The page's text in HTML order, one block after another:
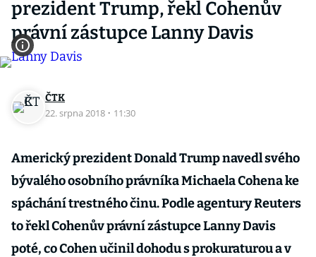
prezident Trump, řekl Cohenův
právní zástupce Lanny Davis
ČTK
22. srpna 2018 · 11:30
Americký prezident Donald Trump navedl svého
bývalého osobního právníka Michaela Cohena ke
spáchání trestného činu. Podle agentury Reuters
to řekl Cohenův právní zástupce Lanny Davis
poté, co Cohen učinil dohodu s prokuraturou a v